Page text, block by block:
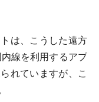
は、こうした遠方
線を利用するアプ
れていますが、こ